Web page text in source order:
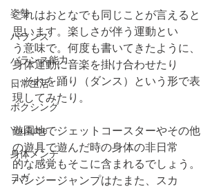
姿勢
バランス
バランス能力
日常生活
ボクシング
YouTube
身体メンテ
ヨガ
これはおとなでも同じことが言えると
思います。楽しさが伴う運動とい
う意味で。何度も書いてきたように、
身体運動に音楽を掛け合わせたり
、それを踊り（ダンス）という形で表
現してみたり。
遊園地でジェットコースターやその他
の遊具で遊んだ時の身体の非日常
的な感覚もそこに含まれるでしょう。
バンジージャンプはたまた、スカ